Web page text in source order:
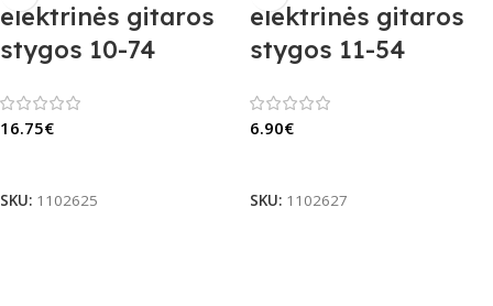
elektrinės gitaros
stygos 10-74
16.75€
SKU: 1102625
elektrinės gitaros
stygos 11-54
6.90€
SKU: 1102627